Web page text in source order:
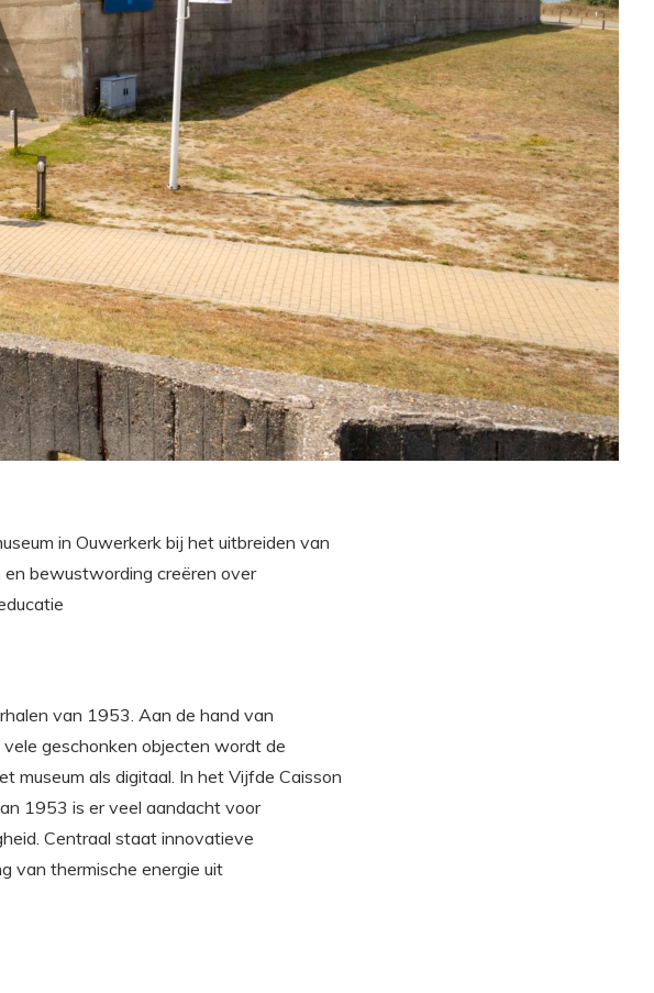
in Ouwerkerk bij het uitbreiden van
bewustwording creëren over
van 1953. Aan de hand van
geschonken objecten wordt de
museum als digitaal. In het Vijfde Caisson
1953 is er veel aandacht voor
Centraal staat innovatieve
van thermische energie uit